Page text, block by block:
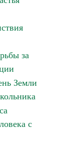
за
Земли
с